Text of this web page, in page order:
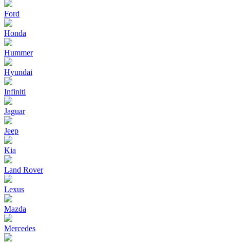
Ford
Honda
Hummer
Hyundai
Infiniti
Jaguar
Jeep
Kia
Land Rover
Lexus
Mazda
Mercedes